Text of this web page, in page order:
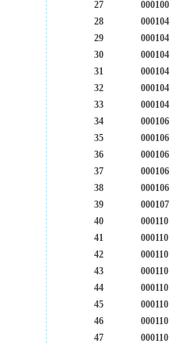
27
000100
28
000104
29
000104
30
000104
31
000104
32
000104
33
000104
34
000106
35
000106
36
000106
37
000106
38
000106
39
000107
40
000110
41
000110
42
000110
43
000110
44
000110
45
000110
46
000110
47
000110